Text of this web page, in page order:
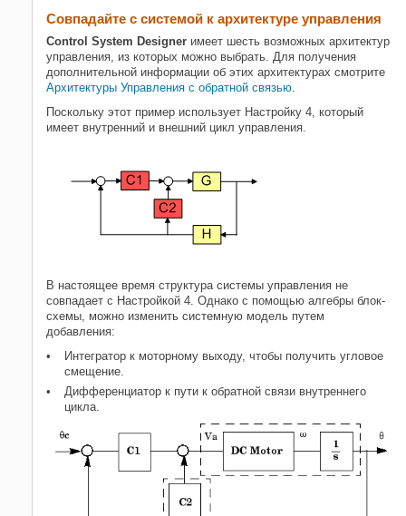
Совпадайте с системой к архитектуре управления
Control System Designer имеет шесть возможных архитектур
управления, из которых можно выбрать. Для получения
дополнительной информации об этих архитектурах смотрите
Архитектуры Управления с обратной связью.
Поскольку этот пример использует Настройку 4, который
имеет внутренний и внешний цикл управления.
В настоящее время структура системы управления не
совпадает с Настройкой 4. Однако с помощью алгебры блок-
схемы, можно изменить системную модель путем
добавления:
Интегратор к моторному выходу, чтобы получить угловое
смещение.
Дифференциатор к пути к обратной связи внутреннего
цикла.